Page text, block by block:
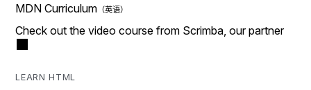
MDN Curriculum
Check out the video course from Scrimba, our partner
LEARN HTML